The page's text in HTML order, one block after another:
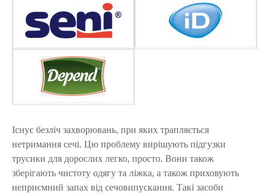
Існує безліч захворювань, при яких трапляється
нетримання сечі. Цю проблему вирішують підгузки
трусики для дорослих легко, просто. Вони також
зберігають чистоту одягу та ліжка, а також приховують
неприємний запах від сечовипускання. Такі засоби